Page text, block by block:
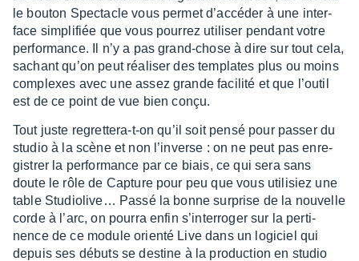
le bouton Spec­tacle vous permet d’ac­cé­der à une inter­
face simpli­fiée que vous pour­rez utili­ser pendant votre
perfor­mance. Il n’y a pas grand-chose à dire sur tout cela,
sachant qu’on peut réali­ser des templates plus ou moins
complexes avec une assez grande faci­lité et que l’ou­til
est de ce point de vue bien conçu.
Tout juste regret­tera-t-on qu’il soit pensé pour passer du
studio à la scène et non l’in­verse : on ne peut pas enre­
gis­trer la perfor­mance par ce biais, ce qui sera sans
doute le rôle de Capture pour peu que vous utili­siez une
table Studio­li­ve… Passé la bonne surprise de la nouvelle
corde à l’arc, on pourra enfin s’in­ter­ro­ger sur la perti­
nence de ce module orienté Live dans un logi­ciel qui
depuis ses débuts se destine à la produc­tion en studio